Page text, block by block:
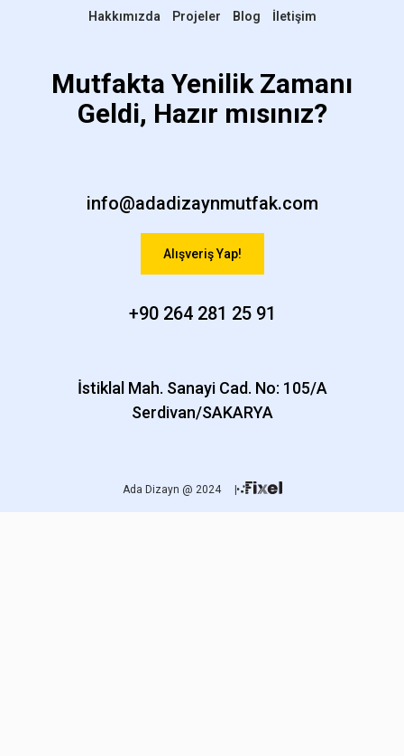
Hakkımızda Projeler Blog İletişim
Mutfakta Yenilik Zamanı
Geldi, Hazır mısınız?
info@adadizaynmutfak.com
Alışveriş Yap!
+90 264 281 25 91
İstiklal Mah. Sanayi Cad. No: 105/A
Serdivan/SAKARYA
Ada Dizayn @ 2024|